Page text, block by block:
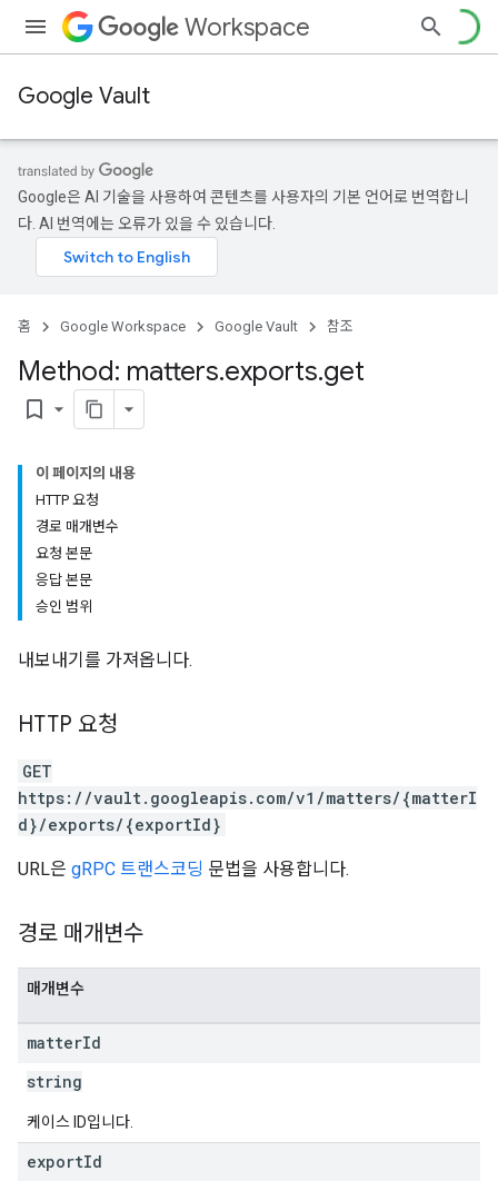
Workspace
Google Vault
Google은 AI 기술을 사용하여 콘텐츠를 사용자의 기본 언어로 번역합니
다. AI 번역에는 오류가 있을 수 있습니다.
홈 Google Workspace Google Vault 참조
Method: matters.exports.get
bookmark_border
이 페이지의 내용
HTTP 요청
경로 매개변수
요청 본문
응답 본문
승인 범위
내보내기를 가져옵니다.
HTTP 요청
GET
https://vault.googleapis.com/v1/matters/{matterI
d}/exports/{exportId}
URL은 gRPC 트랜스코딩 문법을 사용합니다.
경로 매개변수
매개변수
matterId
string
케이스 ID입니다.
exportId